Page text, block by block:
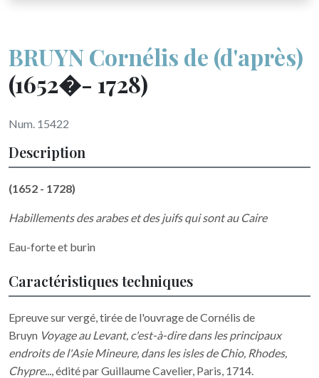
BRUYN Cornélis de (d'après)
(1652�- 1728)
Num. 15422
Description
(1652 - 1728)
Habillements des arabes et des juifs qui sont au Caire
Eau-forte et burin
Caractéristiques techniques
Epreuve sur vergé, tirée de l'ouvrage de Cornélis de
Bruyn Voyage au Levant, c'est-à-dire dans les principaux
endroits de l'Asie Mineure, dans les isles de Chio, Rhodes,
Chypre..., édité par Guillaume Cavelier, Paris, 1714.